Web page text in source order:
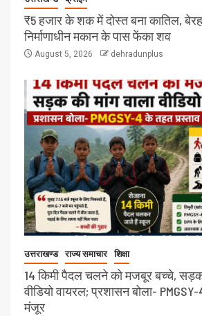
₹5 हजार के शक में दोस्त बना कातिल,
निर्माणाधीन मकान के पास फेंका शव
August 5, 2026 dehradunplus
उत्तराखण्ड राज्य समाचार शिक्षा
14 किमी पैदल चलने को मजबूर बच्चे, सड़क
वीडियो वायरल; प्रशासन बोला-
मंजूर